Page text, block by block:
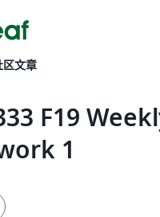
区文章
F19
1